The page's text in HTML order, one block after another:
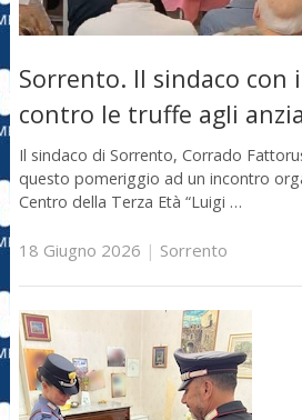
Sorrento. Il sindaco con
contro le truffe agli
Il sindaco di Sorrento, Corrado
questo pomeriggio ad un incontro
Centro della Terza Età “Luigi …
18 Giugno 2026 | Sorrento